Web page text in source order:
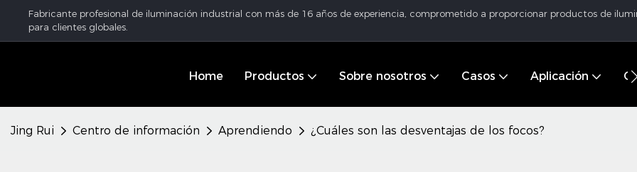
Fabricante profesional de iluminación industrial con más de 16 años de experiencia, comprometido a proporcionar productos de
para clientes globales.
Home Productos Sobre nosotros Casos Aplicación
Jing Rui Centro de información Aprendiendo ¿Cuáles son las desventajas de los focos?